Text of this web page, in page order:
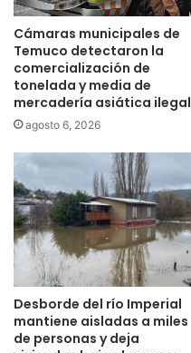
a
s
p
e
c
i
q
u
e
l
l
e
e
a
l
e
s
f
u
e
n
c
a
p
a
t
Cámaras municipales de
Temuco detectaron la
comercialización de
tonelada y media de
mercadería asiática ilegal
agosto 6, 2026
Desborde del río Imperial
mantiene aisladas a miles
de personas y deja